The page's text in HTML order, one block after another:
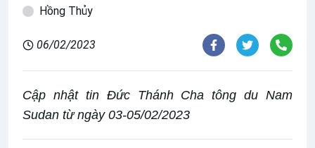
Hồng Thủy
06/02/2023
Cập nhật tin Đức Thánh Cha tông du Nam
Sudan từ ngày 03-05/02/2023